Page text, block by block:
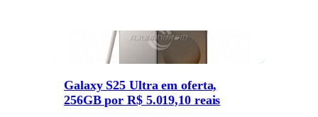
Galaxy S25 Ultra em oferta,
256GB por R$ 5.019,10 reais